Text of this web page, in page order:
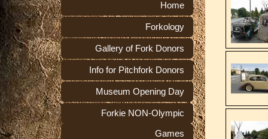
Home
Forkology
Gallery of Fork Donors
Info for Pitchfork Donors
Museum Opening Day
Forkie NON-Olympic
Games